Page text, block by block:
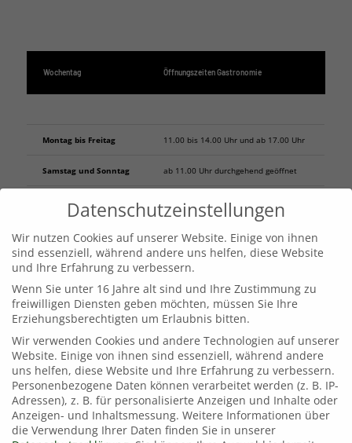
Wochentag Öffnungszeiten Gastronomie
Montag bis Freitag 11.00 bis 14.00 Uhr und ab 17.00 Uhr
Samstag und Sonntag ab 11.00 Uhr durchgehend geöffnet
ab 11.00 Uhr durchgehend geöffnet
Datenschutzeinstellungen
Wir nutzen Cookies auf unserer Website. Einige von ihnen
sind essenziell, während andere uns helfen, diese Website
und Ihre Erfahrung zu verbessern.
Wenn Sie unter 16 Jahre alt sind und Ihre Zustimmung zu
freiwilligen Diensten geben möchten, müssen Sie Ihre
Erziehungsberechtigten um Erlaubnis bitten.
Wir verwenden Cookies und andere Technologien auf unserer
Website. Einige von ihnen sind essenziell, während andere
uns helfen, diese Website und Ihre Erfahrung zu verbessern.
Personenbezogene Daten können verarbeitet werden (z. B. IP-
Adressen), z. B. für personalisierte Anzeigen und Inhalte oder
Anzeigen- und Inhaltsmessung. Weitere Informationen über
die Verwendung Ihrer Daten finden Sie in unserer